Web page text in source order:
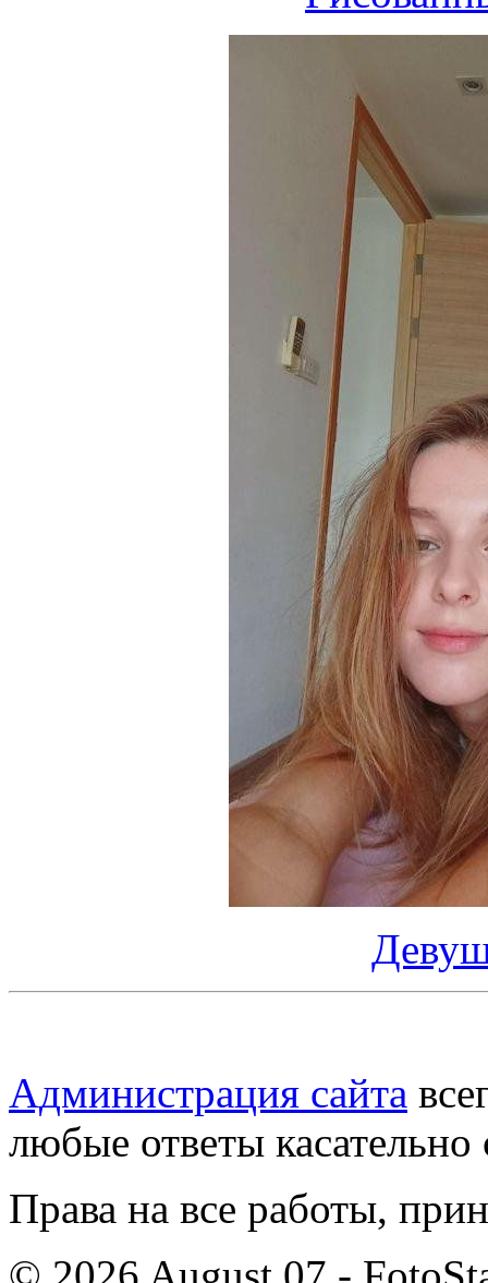
Администрация сайта
любые ответы касательно
Права на все работы,